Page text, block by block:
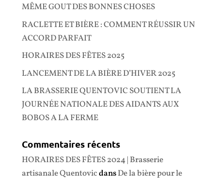
MÊME GOUT DES BONNES CHOSES
RACLETTE ET BIÈRE : COMMENT RÉUSSIR UN
ACCORD PARFAIT
HORAIRES DES FÊTES 2025
LANCEMENT DE LA BIÈRE D’HIVER 2025
LA BRASSERIE QUENTOVIC SOUTIENT LA
JOURNÉE NATIONALE DES AIDANTS AUX
BOBOS A LA FERME
Commentaires récents
HORAIRES DES FÊTES 2024 | Brasserie
artisanale QuentovicdansDe la bière pour le